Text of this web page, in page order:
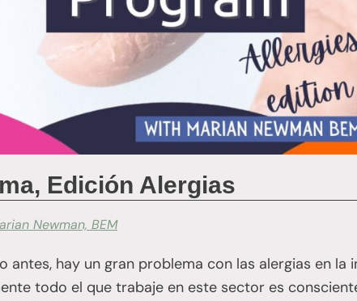
Edición Alergias
Newman, BEM
antes, hay un gran problema con las alergias en la
todo el que trabaje en este sector es